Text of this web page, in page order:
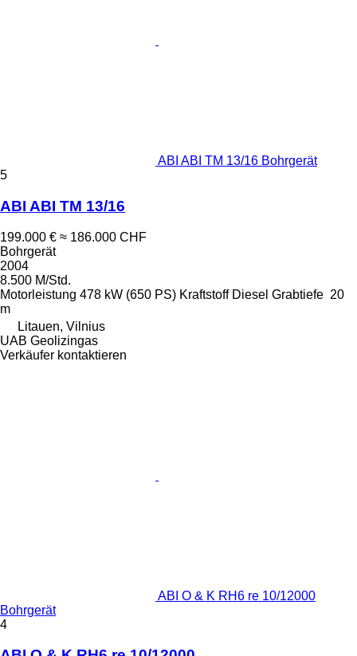
ABI ABI TM 13/16 Bohrgerät
5
ABI ABI TM 13/16
199.000 € ≈ 186.000 CHF
Bohrgerät
2004
8.500 M/Std.
Motorleistung 478 kW (650 PS) Kraftstoff Diesel Grabtiefe 20
m
Litauen, Vilnius
UAB Geolizingas
Verkäufer kontaktieren
ABI O & K RH6 re 10/12000
Bohrgerät
4